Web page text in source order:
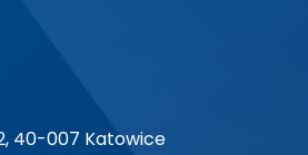
40-007 Katowice